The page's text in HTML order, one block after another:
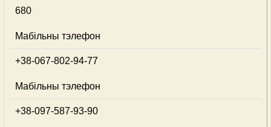
680
Мабільны тэлефон
+38-067-802-94-77
Мабільны тэлефон
+38-097-587-93-90